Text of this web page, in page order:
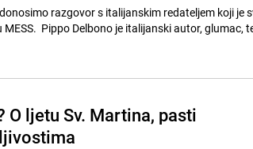
razgovor s italijanskim redateljem koji je
Pippo Delbono je italijanski autor, glumac,
O ljetu Sv. Martina, pasti